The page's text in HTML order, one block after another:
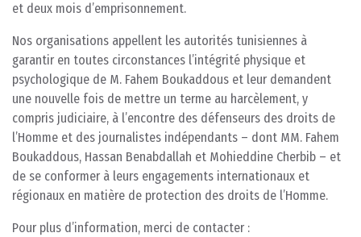
et deux mois d’emprisonnement.
Nos organisations appellent les autorités tunisiennes à
garantir en toutes circonstances l’intégrité physique et
psychologique de M. Fahem Boukaddous et leur demandent
une nouvelle fois de mettre un terme au harcèlement, y
compris judiciaire, à l’encontre des défenseurs des droits de
l’Homme et des journalistes indépendants – dont MM. Fahem
Boukaddous, Hassan Benabdallah et Mohieddine Cherbib – et
de se conformer à leurs engagements internationaux et
régionaux en matière de protection des droits de l’Homme.
Pour plus d’information, merci de contacter :